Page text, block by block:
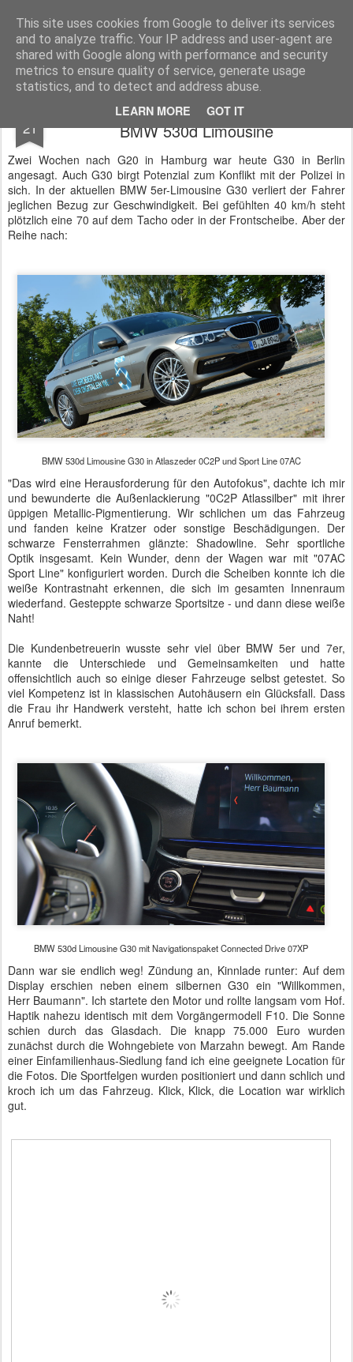
This site uses cookies from Google to deliver its services
and to analyze traffic. Your IP address and user-agent are
shared with Google along with performance and security
metrics to ensure quality of service, generate usage
statistics, and to detect and address abuse.
LEARN MORE GOT IT
BTB concept Media GmbH Presseberichte zu Bundespolitik, Diplomatie, Sicherheitspolitik, Wirtschaft, Fahrzeugtechnik und IT - Pressedienst, Fachartikel, Bildredaktion, O-Ton-Videos
21
G20 war gestern - G30 rollt durch Berlin:
BMW 530d Limousine
Zwei Wochen nach G20 in Hamburg war heute G30 in Berlin
angesagt. Auch G30 birgt Potenzial zum Konflikt mit der Polizei in
sich. In der aktuellen BMW 5er-Limousine G30 verliert der Fahrer
jeglichen Bezug zur Geschwindigkeit. Bei gefühlten 40 km/h steht
plötzlich eine 70 auf dem Tacho oder in der Frontscheibe. Aber der
Reihe nach:
BMW 530d Limousine G30 in Atlaszeder 0C2P und Sport Line 07AC
"Das wird eine Herausforderung für den Autofokus", dachte ich mir
und bewunderte die Außenlackierung "0C2P Atlassilber" mit ihrer
üppigen Metallic-Pigmentierung. Wir schlichen um das Fahrzeug
und fanden keine Kratzer oder sonstige Beschädigungen. Der
schwarze Fensterrahmen glänzte: Shadowline. Sehr sportliche
Optik insgesamt. Kein Wunder, denn der Wagen war mit "07AC
Sport Line" konfiguriert worden. Durch die Scheiben konnte ich die
weiße Kontrastnaht erkennen, die sich im gesamten Innenraum
wiederfand. Gesteppte schwarze Sportsitze - und dann diese weiße
Naht!
Die Kundenbetreuerin wusste sehr viel über BMW 5er und 7er,
kannte die Unterschiede und Gemeinsamkeiten und hatte
offensichtlich auch so einige dieser Fahrzeuge selbst getestet. So
viel Kompetenz ist in klassischen Autohäusern ein Glücksfall. Dass
die Frau ihr Handwerk versteht, hatte ich schon bei ihrem ersten
Anruf bemerkt.
BMW 530d Limousine G30 mit Navigationspaket Connected Drive 07XP
Dann war sie endlich weg! Zündung an, Kinnlade runter: Auf dem
Display erschien neben einem silbernen G30 ein "Willkommen,
Herr Baumann". Ich startete den Motor und rollte langsam vom Hof.
Haptik nahezu identisch mit dem Vorgängermodell F10. Die Sonne
schien durch das Glasdach. Die knapp 75.000 Euro wurden
zunächst durch die Wohngebiete von Marzahn bewegt. Am Rande
einer Einfamilienhaus-Siedlung fand ich eine geeignete Location für
die Fotos. Die Sportfelgen wurden positioniert und dann schlich und
kroch ich um das Fahrzeug. Klick, Klick, die Location war wirklich
gut.